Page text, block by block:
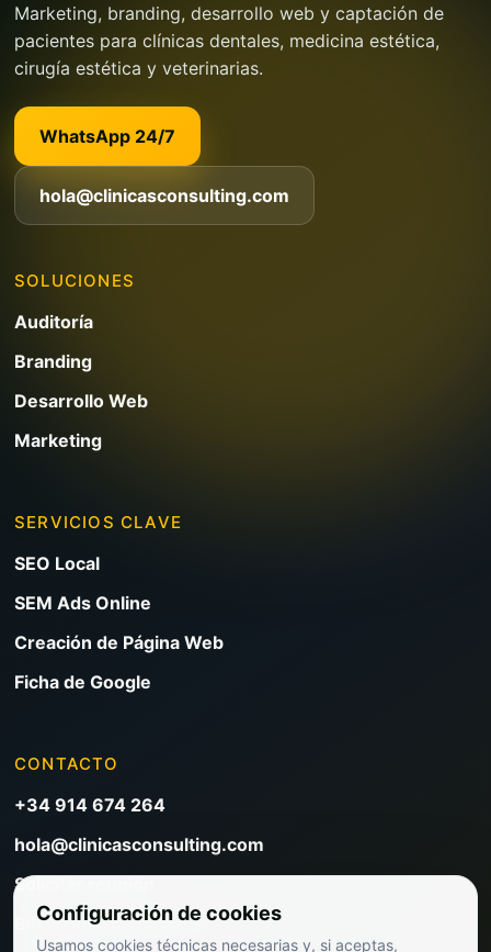
Marketing, branding, desarrollo web y captación de
pacientes para clínicas dentales, medicina estética,
cirugía estética y veterinarias.
WhatsApp 24/7
hola@clinicasconsulting.com
SOLUCIONES
Auditoría
Branding
Desarrollo Web
Marketing
SERVICIOS CLAVE
SEO Local
SEM Ads Online
Creación de Página Web
Ficha de Google
CONTACTO
+34 914 674 264
hola@clinicasconsulting.com
Solicitar reunión
Blog de marketing clínico
Configuración de cookies
Usamos cookies técnicas necesarias y, si aceptas,